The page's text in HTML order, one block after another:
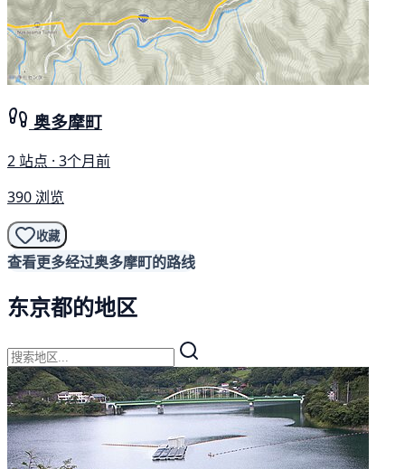
奥多摩町
2 站点 · 3个月前
390 浏览
收藏
查看更多经过奥多摩町的路线
东京都的地区